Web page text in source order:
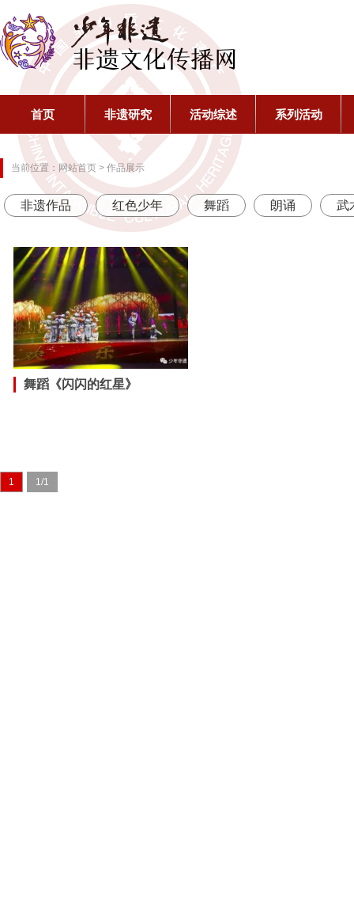
首页 非遗研究 活动综述 系列活动
当前位置： 网站首页 > 作品展示
非遗作品 红色少年 舞蹈 朗诵 武
舞蹈《闪闪的红星》
1 1/1